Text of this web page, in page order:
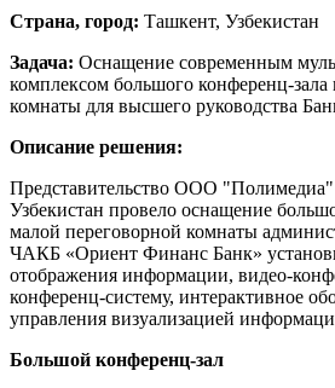
Страна, город: Ташкент, Узбекистан
Задача: Оснащение современным
комплексом большого конференц-
комнаты для высшего руководства
Описание решения:
Представительство ООО "Полимедиа"
Узбекистан провело оснащение
малой переговорной комнаты
ЧАКБ «Ориент Финанс Банк»
отображения информации, видео-
конференц-систему, интерактивное
управления визуализацией
Большой конференц-зал